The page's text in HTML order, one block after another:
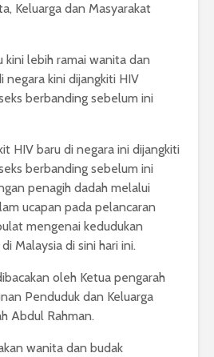
Keluarga dan Masyarakat
kini lebih ramai wanita dan
negara kini dijangkiti HIV
berbanding sebelum ini
HIV baru di negara ini dijangkiti
berbanding sebelum ini
penagih dadah melalui
ucapan pada pelancaran
mengenai kedudukan
Malaysia di sini hari ini.
oleh Ketua pengarah
Penduduk dan Keluarga
Abdul Rahman.
wanita dan budak